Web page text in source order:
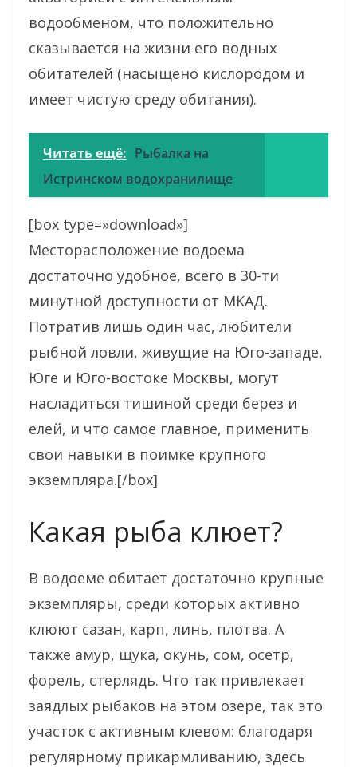
водообменом, что положительно
сказывается на жизни его водных
обитателей (насыщено кислородом и
имеет чистую среду обитания).
Читать ещё: Рыбалка на
Истринском водохранилище
[box type=»download»]
Месторасположение водоема
достаточно удобное, всего в 30-ти
минутной доступности от МКАД.
Потратив лишь один час, любители
рыбной ловли, живущие на Юго-западе,
Юге и Юго-востоке Москвы, могут
насладиться тишиной среди берез и
елей, и что самое главное, применить
свои навыки в поимке крупного
экземпляра.[/box]
Какая рыба клюет?
В водоеме обитает достаточно крупные
экземпляры, среди которых активно
клюют сазан, карп, линь, плотва. А
также амур, щука, окунь, сом, осетр,
форель, стерлядь. Что так привлекает
заядлых рыбаков на этом озере, так это
участок с активным клевом: благодаря
регулярному прикармливанию, здесь